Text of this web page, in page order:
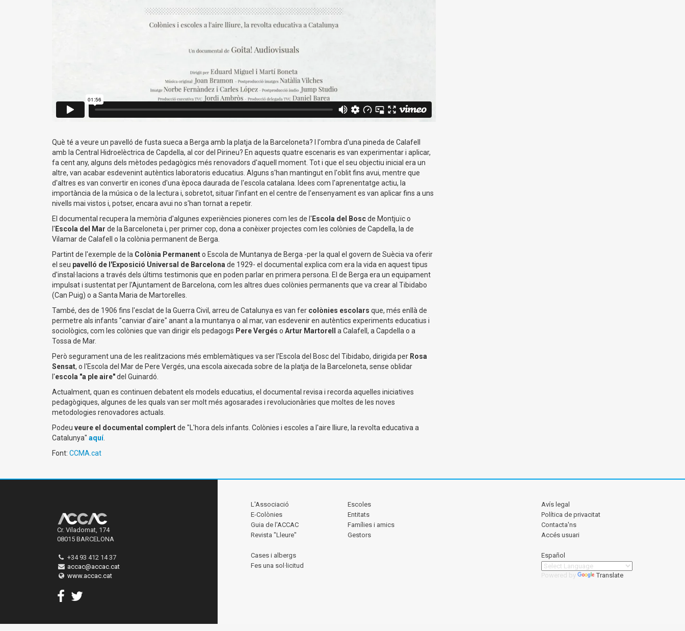
Què té a veure un pavelló de fusta sueca a Berga amb la platja de la Barceloneta? I l'ombra d'una pineda de Calafell
amb la Central Hidroelèctrica de Capdella, al cor del Pirineu? En aquests quatre escenaris es van experimentar i aplicar,
fa cent any, alguns dels mètodes pedagògics més renovadors d'aquell moment. Tot i que el seu objectiu inicial era un
altre, van acabar esdevenint autèntics laboratoris educatius. Alguns s'han mantingut en l'oblit fins avui, mentre que
d'altres es van convertir en icones d'una època daurada de l'escola catalana. Idees com l'aprenentatge actiu, la
importància de la música o de la lectura i, sobretot, situar l'infant en el centre de l'ensenyament es van aplicar fins a uns
nivells mai vistos i, potser, encara avui no s'han tornat a repetir.
El documental recupera la memòria d'algunes experiències pioneres com les de l' Escola del Boscde Montjuïc o
l' Escola del Mar de la Barceloneta i, per primer cop, dona a conèixer projectes com les colònies de Capdella, la de
Vilamar de Calafell o la colònia permanent de Berga.
Partint de l'exemple de la Colònia Permanento Escola de Muntanya de Berga -per la qual el govern de Suècia va oferir
el seu pavelló de l'Exposició Universal de Barcelona de 1929- el documental explica com era la vida en aquest tipus
d'instal·lacions a través dels últims testimonis que en poden parlar en primera persona. El de Berga era un equipament
impulsat i sustentat per l'Ajuntament de Barcelona, com les altres dues colònies permanents que va crear al Tibidabo
(Can Puig) o a Santa Maria de Martorelles.
També, des de 1906 fins l'esclat de la Guerra Civil, arreu de Catalunya es van fer colònies escolars que, més enllà de
permetre als infants "canviar d'aire" anant a la muntanya o al mar, van esdevenir en autèntics experiments educatius i
sociològics, com les colònies que van dirigir els pedagogs Pere Vergés o Artur Martorell
a Calafell, a Capdella o a
Tossa de Mar.
Però segurament una de les realitzacions més emblemàtiques va ser l'Escola del Bosc del Tibidabo, dirigida per Rosa
Sensat, o l'Escola del Mar de Pere Vergés, una escola aixecada sobre de la platja de la Barceloneta, sense oblidar
l'escola "a ple aire"del Guinardó.
Actualment, quan es continuen debatent els models educatius, el documental revisa i recorda aquelles iniciatives
pedagògiques, algunes de les quals van ser molt més agosarades i revolucionàries que moltes de les noves
metodologies renovadores actuals.
Podeu veure el documental complertde "L'hora dels infants. Colònies i escoles a l'aire lliure, la revolta educativa a
Catalunya" aquí.
Font: CCMA.cat
Cr. Viladomat, 174
08015 BARCELONA
+34 93 412 14 37
accac@accac.cat
www.accac.cat
L'Associació
E-Colònies
Guia de l'ACCAC
Revista "Lleure"
Cases i albergs
Fes una sol·licitud
Escoles
Entitats
Famílies i amics
Gestors
Avís legal
Política de privacitat
Contacta'ns
Accés usuari
Español
Powered by Translate